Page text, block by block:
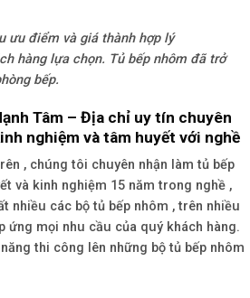
ưu điểm và giá thành hợp lý
hàng lựa chọn. Tủ bếp nhôm đã trở
bếp.
Tâm – Địa chỉ uy tín chuyên
nghiệm và tâm huyết với nghề
, chúng tôi chuyên nhận làm tủ bếp
và kinh nghiệm 15 năm trong nghề ,
nhiều các bộ tủ bếp nhôm , trên nhiều
ứng mọi nhu cầu của quý khách hàng.
thi công lên những bộ tủ bếp nhôm